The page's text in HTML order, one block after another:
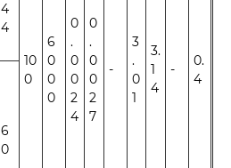
10
0
6
0
0
0
0
.
0
0
2
4
0
.
0
0
2
7
-
3
.
0
1
3.
1
4
-
0.
4
4
4
6
0